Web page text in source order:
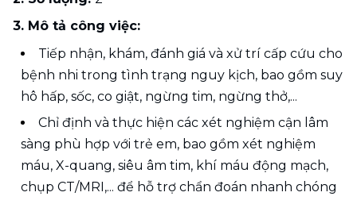
3. Mô tả công việc:
Tiếp nhận, khám, đánh giá và xử trí cấp cứu cho
bệnh nhi trong tình trạng nguy kịch, bao gồm suy
hô hấp, sốc, co giật, ngừng tim, ngừng thở,...
Chỉ định và thực hiện các xét nghiệm cận lâm
sàng phù hợp với trẻ em, bao gồm xét nghiệm
máu, X-quang, siêu âm tim, khí máu động mạch,
chụp CT/MRI,... để hỗ trợ chẩn đoán nhanh chóng